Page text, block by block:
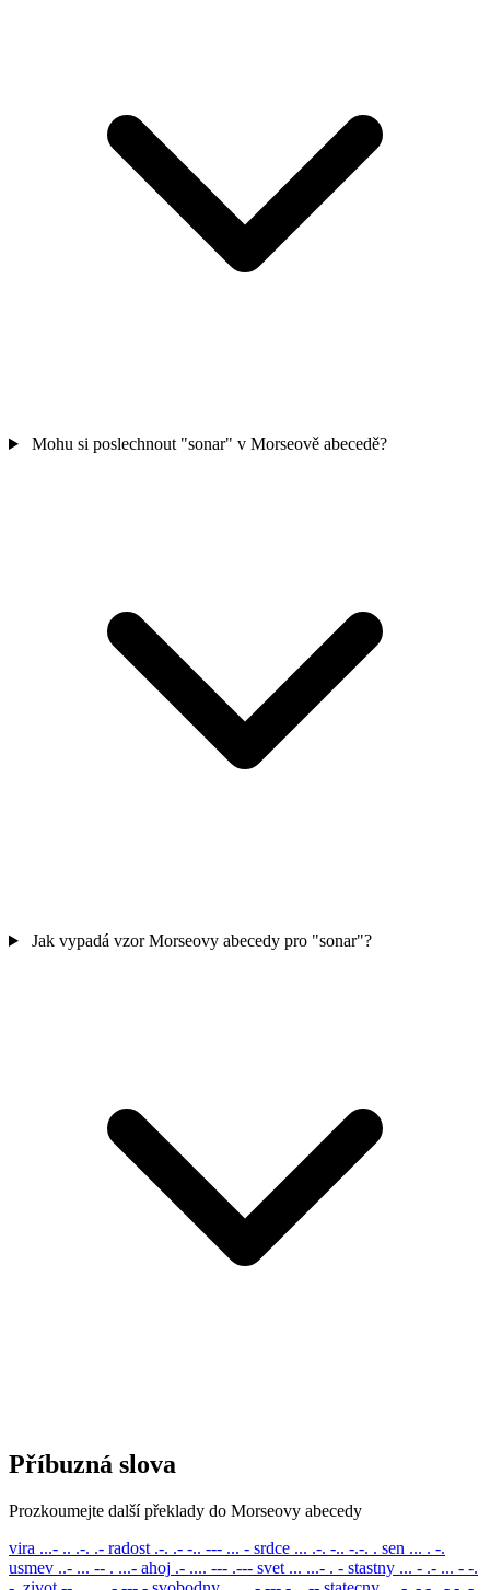
Mohu si poslechnout "sonar" v Morseově abecedě?
Jak vypadá vzor Morseovy abecedy pro "sonar"?
Příbuzná slova
Prozkoumejte další překlady do Morseovy abecedy
vira ...- .. .-. .- radost .-. .- -.. --- ... - srdce ... .-. -.. -.-. . sen ... . -.
usmev ..- ... -- . ...- ahoj .- .... --- .--- svet ... ...- . - stastny ... - .- ... - -.